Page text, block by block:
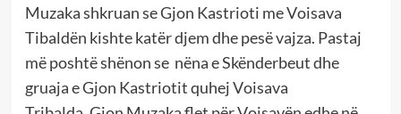
Muzaka shkruanse Gjon Kastrioti me Voisava
Tibaldën kishte katër djem dhe pesë vajza. Pastaj
më poshtë shënon se nëna e Skënderbeut dhe
gruaja e Gjon Kastriotit quhej Voisava